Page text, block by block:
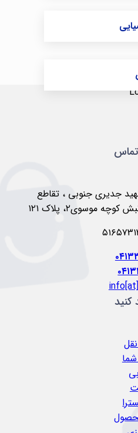
شهید جدیری جنوبی ، تقاطع
موسوی۲، پلاک ۱۲۱
کنید